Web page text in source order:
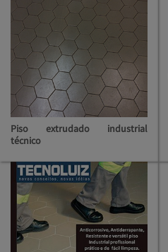
Piso extrudado industrial
técnico